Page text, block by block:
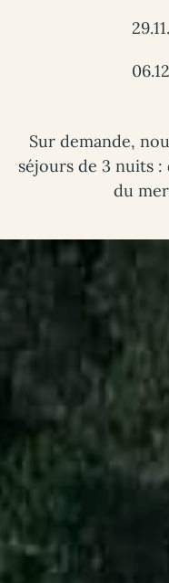
Sur demande,
séjours de 3 nuits
du